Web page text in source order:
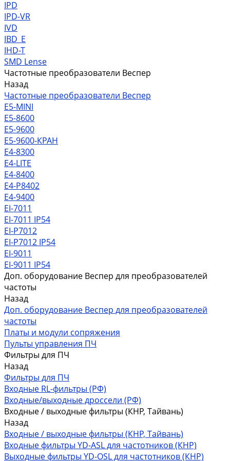
IPD
IРD-VR
IVD
IBD_E
IHD-T
SMD Lense
Частотные преобразователи Веспер
Назад
Частотные преобразователи Веспер
Е5-MINI
Е5-8600
Е5-9600
Е5-9600-КРАН
Е4-8300
Е4-LITE
E4-8400
Е4-P8402
E4-9400
EI-7011
EI-7011 IP54
EI-P7012
EI-P7012 IP54
EI-9011
EI-9011 IP54
Доп. оборудование Веспер для преобразователей
частоты
Назад
Доп. оборудование Веспер для преобразователей
частоты
Платы и модули сопряжения
Пульты управления ПЧ
Фильтры для ПЧ
Назад
Фильтры для ПЧ
Входные RL-фильтры (РФ)
Входные/выходные дроссели (РФ)
Входные / выходные фильтры (КНР, Тайвань)
Назад
Входные / выходные фильтры (КНР, Тайвань)
Входные фильтры YD-ASL для частотников (КНР)
Выходные фильтры YD-OSL для частотников (КНР)